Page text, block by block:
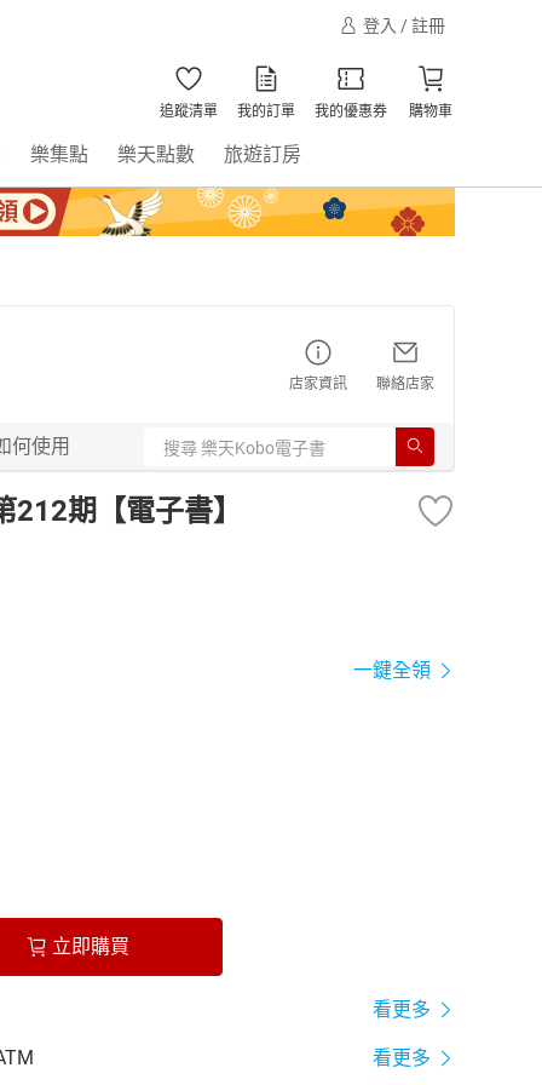
登入 / 註冊
追蹤清單 我的訂單 我的優惠券 購物車
樂集點 樂天點數 旅遊訂房
店家資訊 聯絡店家
何使用
期【電子書】
一鍵全領
立即購買
看更多
看更多